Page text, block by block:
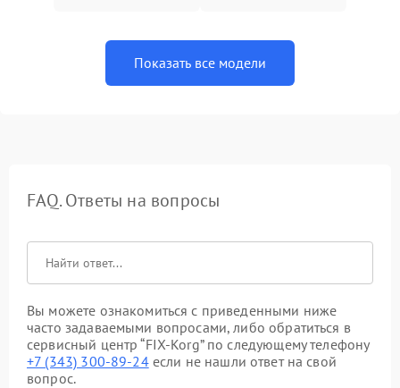
Показать все модели
FAQ. Ответы на вопросы
Вы можете ознакомиться с приведенными ниже
часто задаваемыми вопросами, либо обратиться в
сервисный центр “FIX-Korg” по следующему телефону
+7 (343) 300-89-24если не нашли ответ на свой
вопрос.